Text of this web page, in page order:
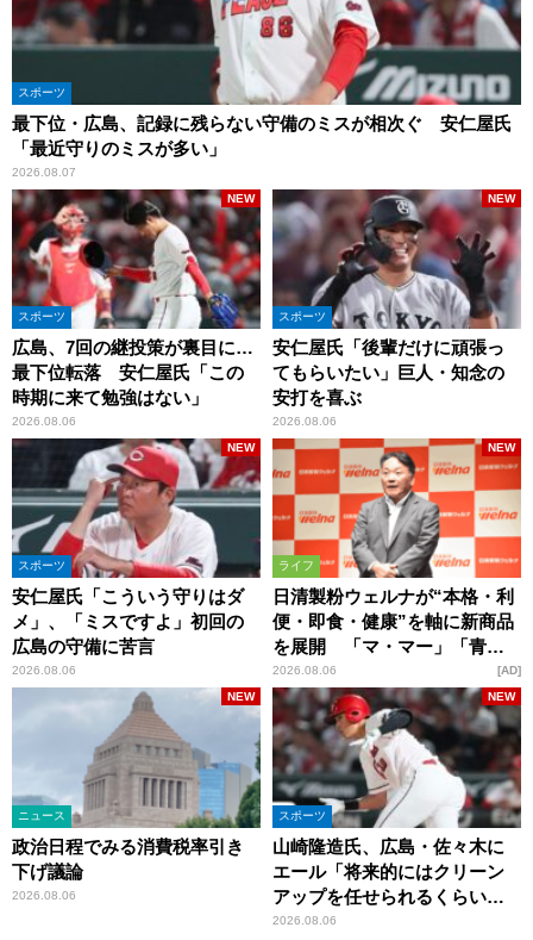
スポーツ
最下位・広島、記録に残らない守備のミスが相次ぐ 安仁屋氏
「最近守りのミスが多い」
2026.08.07
スポーツ
広島、7回の継投策が裏目に…
最下位転落 安仁屋氏「この
時期に来て勉強はない」
2026.08.06
NEW
スポーツ
安仁屋氏「後輩だけに頑張っ
てもらいたい」巨人・知念の
安打を喜ぶ
2026.08.06
NEW
スポーツ
安仁屋氏「こういう守りはダ
メ」、「ミスですよ」初回の
広島の守備に苦言
2026.08.06
NEW
ライフ
日清製粉ウェルナが“本格・利
便・即食・健康”を軸に新商品
を展開 「マ・マー」「青の
洞窟」ブランドを強化
2026.08.06
NEW
AD
ニュース
政治日程でみる消費税率引き
下げ議論
2026.08.06
NEW
スポーツ
山崎隆造氏、広島・佐々木に
エール「将来的にはクリーン
アップを任せられるくらいま
では成長して」
2026.08.06
NEW